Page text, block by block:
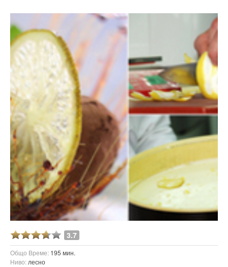
3.7
Общо Време: 195 мин.
Ниво: лесно